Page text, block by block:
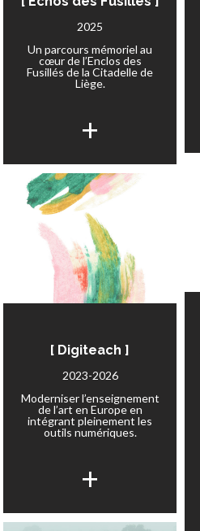
2025
Un parcours mémoriel au
cœur de l’Enclos des
Fusillés de la Citadelle de
Liège.
+
[ Digiteach ]
2023-2026
Moderniser l’enseignement
de l’art en Europe en
intégrant pleinement les
outils numériques.
+